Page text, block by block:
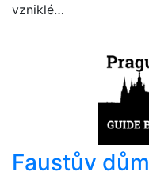
vzniklé…
Faustův dům